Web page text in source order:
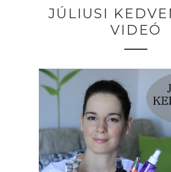
JÚLIUSI
VIDEÓ